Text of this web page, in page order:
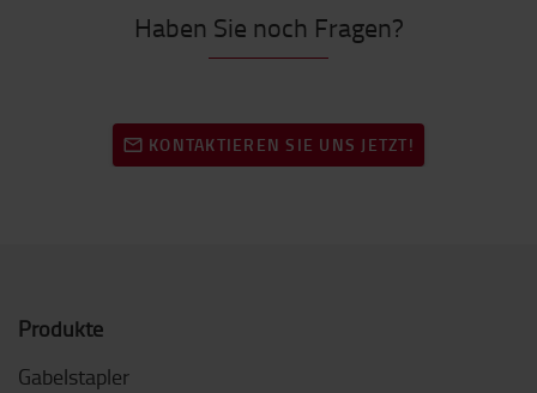
Haben Sie noch Fragen?
KONTAKTIEREN SIE UNS JETZT!
Produkte
Gabelstapler